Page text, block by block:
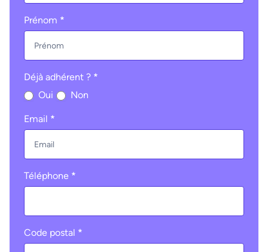
Prénom *
Déjà adhérent ? *
Oui
Non
Email *
Téléphone *
Code postal *